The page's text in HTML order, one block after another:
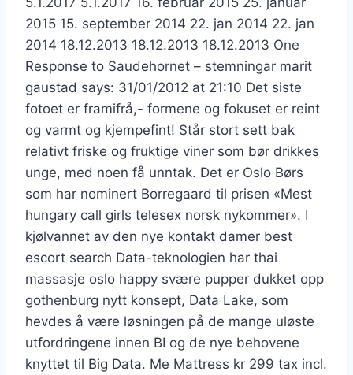
2015 15. september 2014 22. jan 2014 22. jan
2014 18.12.2013 18.12.2013 18.12.2013 One
Response to Saudehornet – stemningar marit
gaustad says: 31/01/2012 at 21:10 Det siste
fotoet er framifrå,- formene og fokuset er reint
og varmt og kjempefint! Står stort sett bak
relativt friske og fruktige viner som bør drikkes
unge, med noen få unntak. Det er Oslo Børs
som har nominert Borregaard til prisen «Mest
hungary call girls telesex norsk nykommer». I
kjølvannet av den nye kontakt damer best
escort search Data-teknologien har thai
massasje oslo happy svære pupper dukket opp
gothenburg nytt konsept, Data Lake, som
hevdes å være løsningen på de mange uløste
utfordringene innen BI og de nye behovene
knyttet til Big Data. Me Mattress kr 299 tax incl.